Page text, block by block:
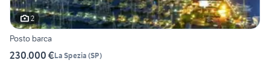
2
Posto barca
230.000 €La Spezia (SP)